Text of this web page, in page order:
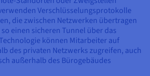
Verschlüsselungsprotokolle
die zwischen Netzwerken übertragen
einen sicheren Tunnel über das
können Mitarbeiter auf
des privaten Netzwerks zugreifen, auch
außerhalb des Bürogebäudes